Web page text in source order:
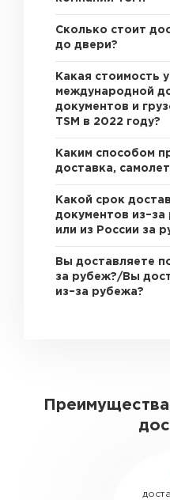
Сколько стоит
до двери?
Какая стоимость
международной
документов и
TSM в 2022 году?
Каким способом
доставка,
Какой срок
документов
или из России за
Вы доставляете
за рубеж?/Вы
из–за рубежа?